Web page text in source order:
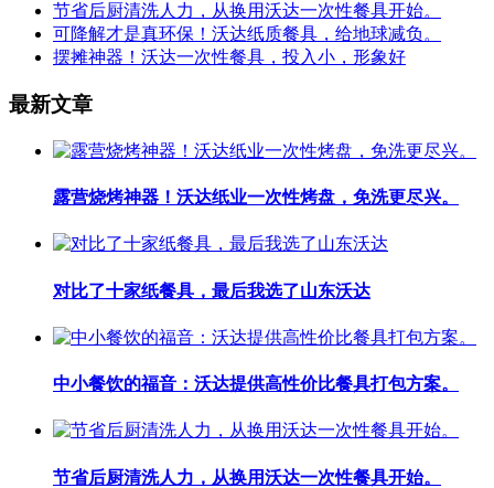
节省后厨清洗人力，从换用沃达一次性餐具开始。
可降解才是真环保！沃达纸质餐具，给地球减负。
摆摊神器！沃达一次性餐具，投入小，形象好
最新文章
露营烧烤神器！沃达纸业一次性烤盘，免洗更尽兴。
对比了十家纸餐具，最后我选了山东沃达
中小餐饮的福音：沃达提供高性价比餐具打包方案。
节省后厨清洗人力，从换用沃达一次性餐具开始。